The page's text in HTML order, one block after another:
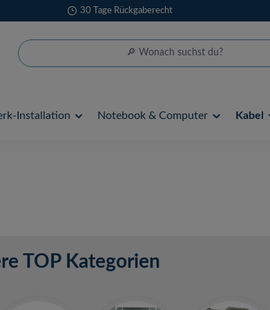
30 Tage Rückgaberecht
Installation Notebook & Computer Kabel
TOP Kategorien